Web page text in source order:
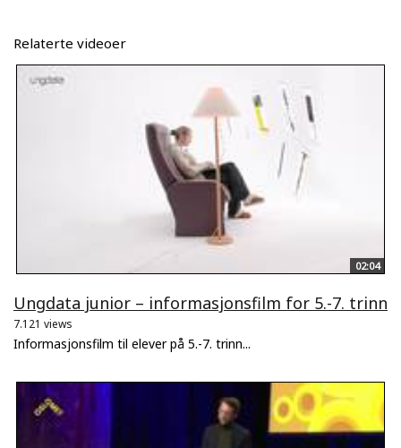
Relaterte videoer
02:04
Ungdata junior – informasjonsfilm for 5.-7. trinn
7.121 views
Informasjonsfilm til elever på 5.-7. trinn...